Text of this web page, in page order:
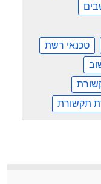
טכנאי רשת
תקשורת